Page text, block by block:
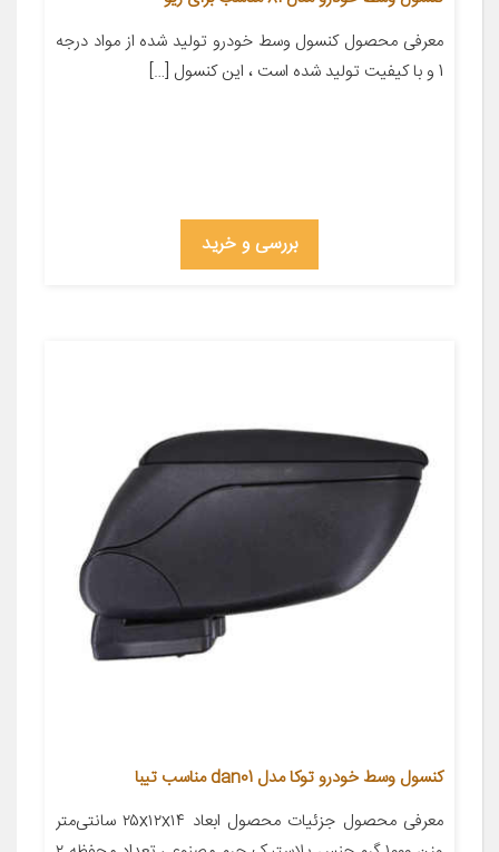
معرفی محصول کنسول وسط خودرو تولید شده از مواد درجه
1 و با کیفیت تولید شده است ، این کنسول […]
بررسی و خرید
کنسول وسط خودرو توکا مدل dan01 مناسب تیبا
معرفی محصول جزئیات محصول ابعاد ۲۵x۱۲x۱۴ سانتی‌متر